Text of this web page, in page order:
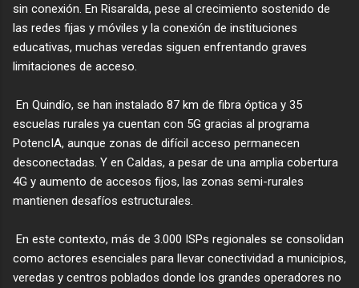
sin conexión. En Risaralda, pese al crecimiento sostenido de
las redes fijas y móviles y la conexión de instituciones
educativas, muchas veredas siguen enfrentando graves
limitaciones de acceso.
En Quindío, se han instalado 87 km de fibra óptica y 35
escuelas rurales ya cuentan con 5G gracias al programa
PotencIA, aunque zonas de difícil acceso permanecen
desconectadas. Y en Caldas, a pesar de una amplia cobertura
4G y aumento de accesos fijos, las zonas semi-rurales
mantienen desafíos estructurales.
En este contexto, más de 3.000 ISPs regionales se consolidan
como actores esenciales para llevar conectividad a municipios,
veredas y centros poblados donde los grandes operadores no